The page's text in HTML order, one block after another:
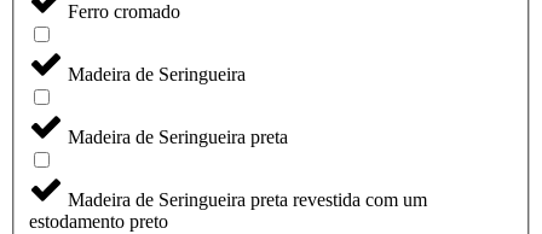
Ferro cromado
Madeira de Seringueira
Madeira de Seringueira preta
Madeira de Seringueira preta revestida com um
estodamento preto